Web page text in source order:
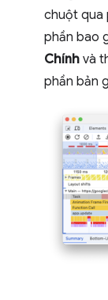
chuột qua
phần bao
Chính và
phần bản